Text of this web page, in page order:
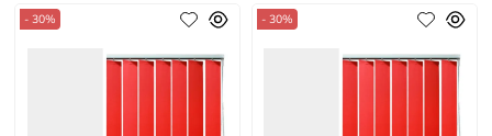
- 30% - 30%